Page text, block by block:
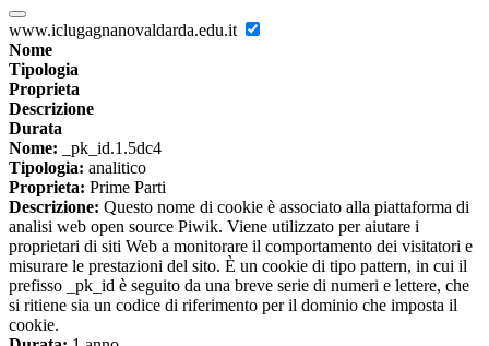
www.iclugagnanovaldarda.edu.it
Nome
Tipologia
Proprieta
Descrizione
Durata
Nome: _pk_id.1.5dc4
Tipologia: analitico
Proprieta: Prime Parti
Descrizione: Questo nome di cookie è associato alla piattaforma di
analisi web open source Piwik. Viene utilizzato per aiutare i
proprietari di siti Web a monitorare il comportamento dei visitatori e
misurare le prestazioni del sito. È un cookie di tipo pattern, in cui il
prefisso _pk_id è seguito da una breve serie di numeri e lettere, che
si ritiene sia un codice di riferimento per il dominio che imposta il
cookie.